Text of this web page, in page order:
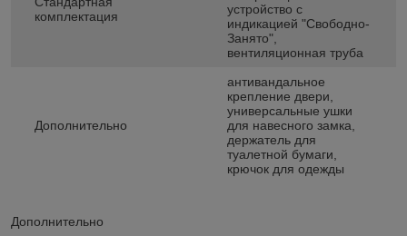
комплектация
устройство с
индикацией "Свободно-
Занято",
вентиляционная труба
Дополнительно
антивандальное
крепление двери,
универсальные ушки
для навесного замка,
держатель для
туалетной бумаги,
крючок для одежды
Дополнительно